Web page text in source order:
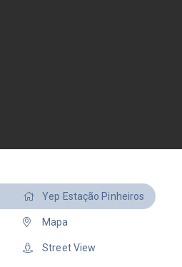
Yep Estação Pinheiros
Mapa
Street View